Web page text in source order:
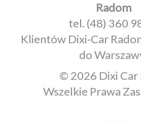
Radom
tel. (48) 360
Klientów Dixi‑Car
do
© 2026 Dixi Car
Wszelkie Prawa